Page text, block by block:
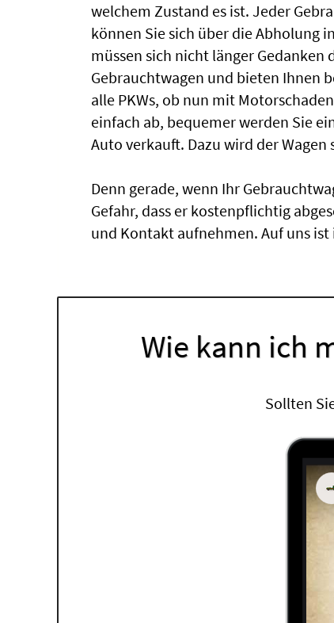
welchem Zustand es ist. Jeder
können Sie sich über die Abholung
müssen sich nicht länger
Gebrauchtwagen und bieten Ihnen
alle PKWs, ob nun mit
einfach ab, bequemer werden Sie
Auto verkauft. Dazu wird der
Denn gerade, wenn Ihr
Gefahr, dass er kostenpflichtig
und Kontakt aufnehmen. Auf uns ist
Wie kann ich
Sollten